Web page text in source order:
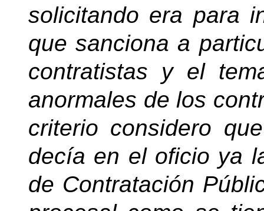
solicitando era para
que sanciona a
contratistas y el
anormales de los
criterio considero
decía en el oficio ya
de Contratación